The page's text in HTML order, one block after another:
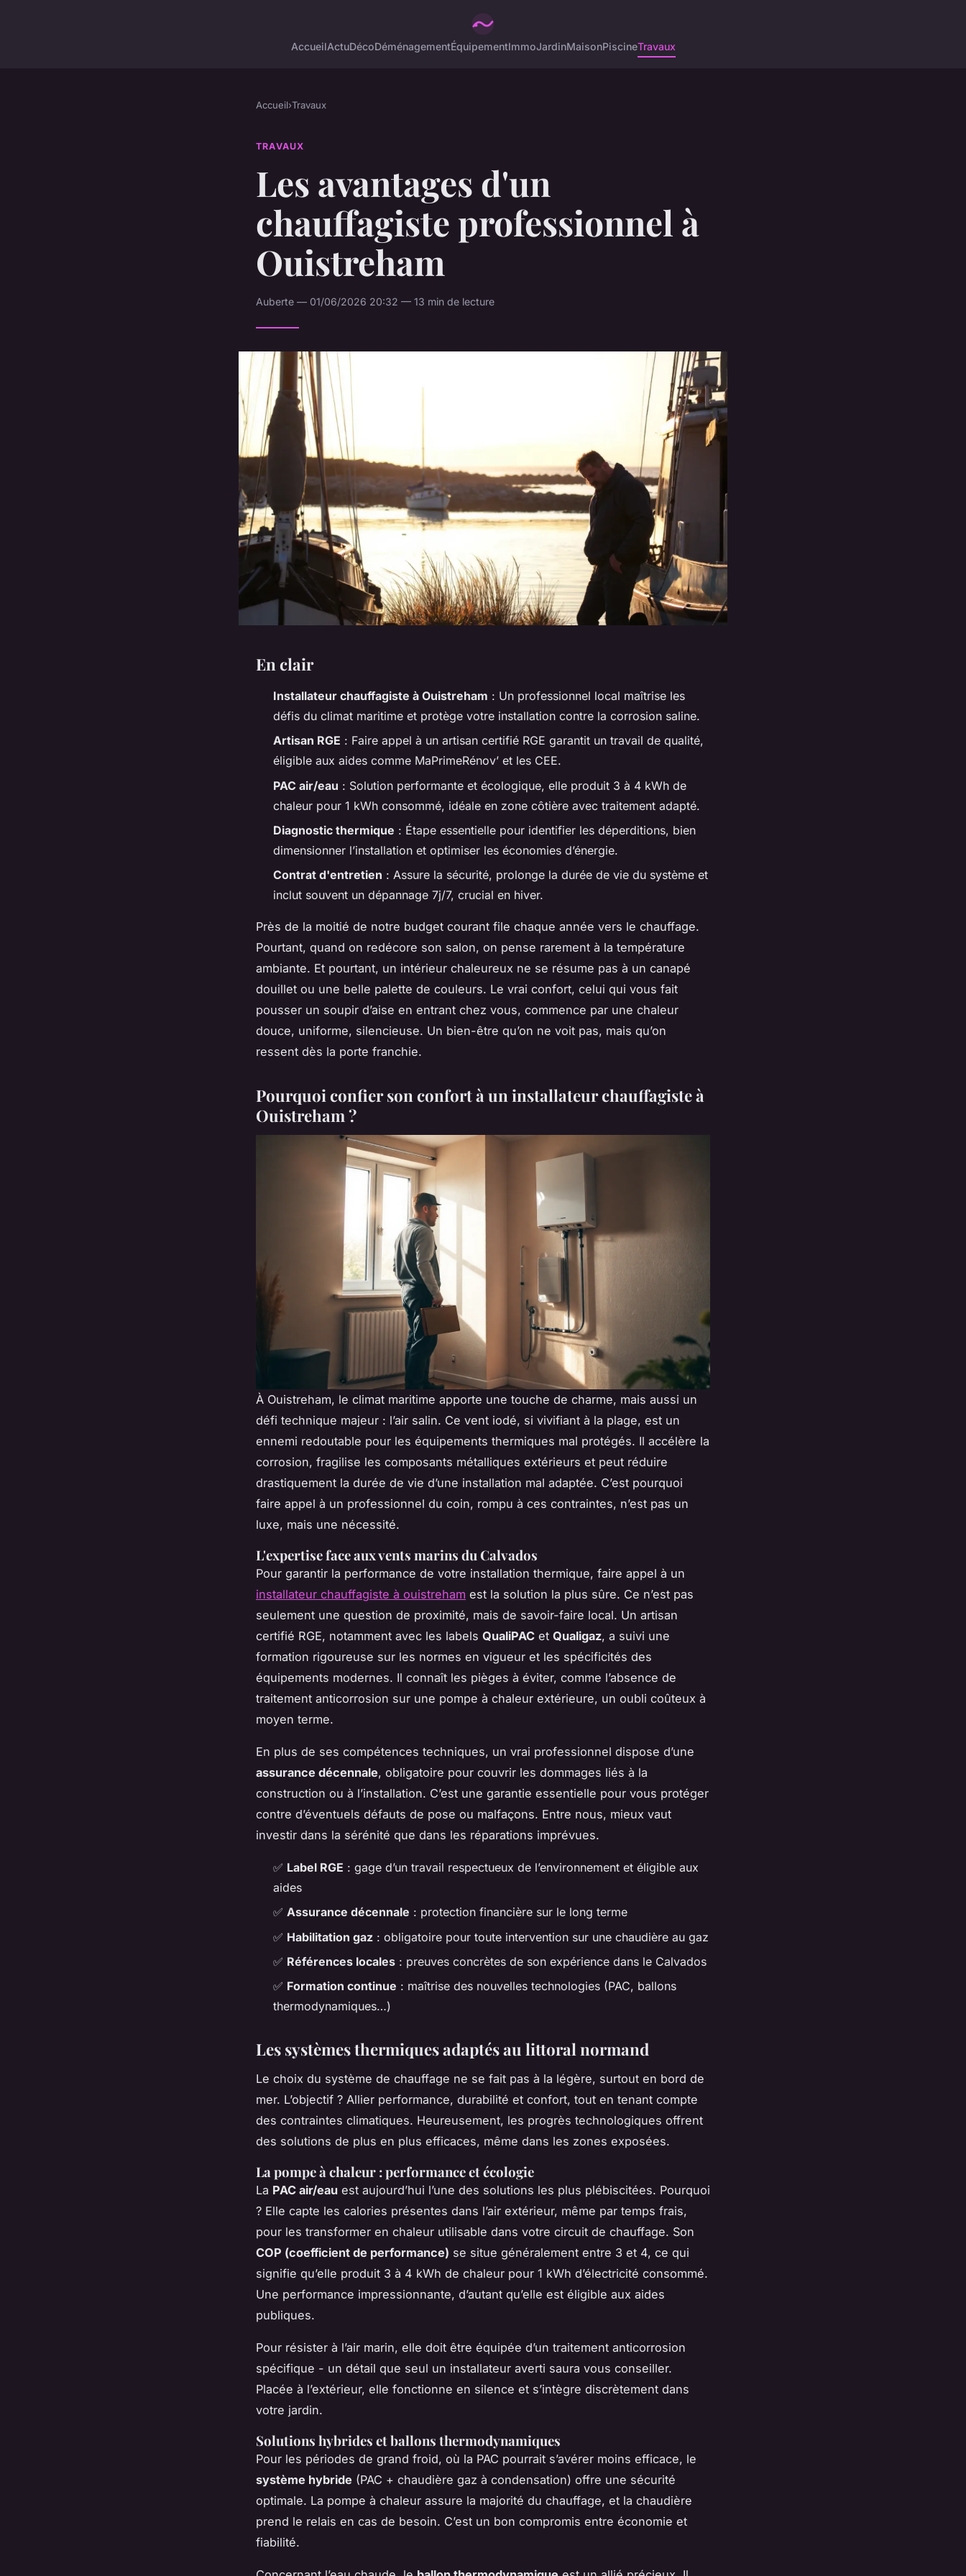
AccueilActuDécoDéménagementÉquipementImmoJardinMaisonPiscineTravaux
Accueil›Travaux
TRAVAUX
Les avantages d'un
chauffagiste professionnel à
Ouistreham
Auberte — 01/06/2026 20:32 — 13 min de lecture
En clair
Installateur chauffagiste à Ouistreham : Un professionnel local maîtrise les
défis du climat maritime et protège votre installation contre la corrosion saline.
Artisan RGE : Faire appel à un artisan certifié RGE garantit un travail de qualité,
éligible aux aides comme MaPrimeRénov’ et les CEE.
PAC air/eau : Solution performante et écologique, elle produit 3 à 4 kWh de
chaleur pour 1 kWh consommé, idéale en zone côtière avec traitement adapté.
Diagnostic thermique : Étape essentielle pour identifier les déperditions, bien
dimensionner l’installation et optimiser les économies d’énergie.
Contrat d'entretien : Assure la sécurité, prolonge la durée de vie du système et
inclut souvent un dépannage 7j/7, crucial en hiver.
Près de la moitié de notre budget courant file chaque année vers le chauffage.
Pourtant, quand on redécore son salon, on pense rarement à la température
ambiante. Et pourtant, un intérieur chaleureux ne se résume pas à un canapé
douillet ou une belle palette de couleurs. Le vrai confort, celui qui vous fait
pousser un soupir d’aise en entrant chez vous, commence par une chaleur
douce, uniforme, silencieuse. Un bien-être qu’on ne voit pas, mais qu’on
ressent dès la porte franchie.
Pourquoi confier son confort à un installateur chauffagiste à
Ouistreham ?
À Ouistreham, le climat maritime apporte une touche de charme, mais aussi un
défi technique majeur : l’air salin. Ce vent iodé, si vivifiant à la plage, est un
ennemi redoutable pour les équipements thermiques mal protégés. Il accélère la
corrosion, fragilise les composants métalliques extérieurs et peut réduire
drastiquement la durée de vie d’une installation mal adaptée. C’est pourquoi
faire appel à un professionnel du coin, rompu à ces contraintes, n’est pas un
luxe, mais une nécessité.
L'expertise face aux vents marins du Calvados
Pour garantir la performance de votre installation thermique, faire appel à un
installateur chauffagiste à ouistreham est la solution la plus sûre. Ce n’est pas
seulement une question de proximité, mais de savoir-faire local. Un artisan
certifié RGE, notamment avec les labels QualiPAC et Qualigaz, a suivi une
formation rigoureuse sur les normes en vigueur et les spécificités des
équipements modernes. Il connaît les pièges à éviter, comme l’absence de
traitement anticorrosion sur une pompe à chaleur extérieure, un oubli coûteux à
moyen terme.
En plus de ses compétences techniques, un vrai professionnel dispose d’une
assurance décennale, obligatoire pour couvrir les dommages liés à la
construction ou à l’installation. C’est une garantie essentielle pour vous protéger
contre d’éventuels défauts de pose ou malfaçons. Entre nous, mieux vaut
investir dans la sérénité que dans les réparations imprévues.
✅ Label RGE : gage d’un travail respectueux de l’environnement et éligible aux
aides
✅ Assurance décennale : protection financière sur le long terme
✅ Habilitation gaz : obligatoire pour toute intervention sur une chaudière au gaz
✅ Références locales : preuves concrètes de son expérience dans le Calvados
✅ Formation continue : maîtrise des nouvelles technologies (PAC, ballons
thermodynamiques…)
Les systèmes thermiques adaptés au littoral normand
Le choix du système de chauffage ne se fait pas à la légère, surtout en bord de
mer. L’objectif ? Allier performance, durabilité et confort, tout en tenant compte
des contraintes climatiques. Heureusement, les progrès technologiques offrent
des solutions de plus en plus efficaces, même dans les zones exposées.
La pompe à chaleur : performance et écologie
La PAC air/eau est aujourd’hui l’une des solutions les plus plébiscitées. Pourquoi
? Elle capte les calories présentes dans l’air extérieur, même par temps frais,
pour les transformer en chaleur utilisable dans votre circuit de chauffage. Son
COP (coefficient de performance) se situe généralement entre 3 et 4, ce qui
signifie qu’elle produit 3 à 4 kWh de chaleur pour 1 kWh d’électricité consommé.
Une performance impressionnante, d’autant qu’elle est éligible aux aides
publiques.
Pour résister à l’air marin, elle doit être équipée d’un traitement anticorrosion
spécifique - un détail que seul un installateur averti saura vous conseiller.
Placée à l’extérieur, elle fonctionne en silence et s’intègre discrètement dans
votre jardin.
Solutions hybrides et ballons thermodynamiques
Pour les périodes de grand froid, où la PAC pourrait s’avérer moins efficace, le
système hybride (PAC + chaudière gaz à condensation) offre une sécurité
optimale. La pompe à chaleur assure la majorité du chauffage, et la chaudière
prend le relais en cas de besoin. C’est un bon compromis entre économie et
fiabilité.